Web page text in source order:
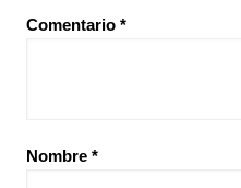
Comentario *
Nombre *